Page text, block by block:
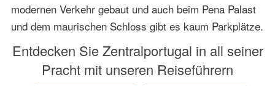
modernen Verkehr gebaut und auch beim Pena Palast
und dem maurischen Schloss gibt es kaum Parkplätze.
Entdecken Sie Zentralportugal in all seiner
Pracht mit unseren Reiseführern